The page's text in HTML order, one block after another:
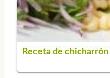
Receta de